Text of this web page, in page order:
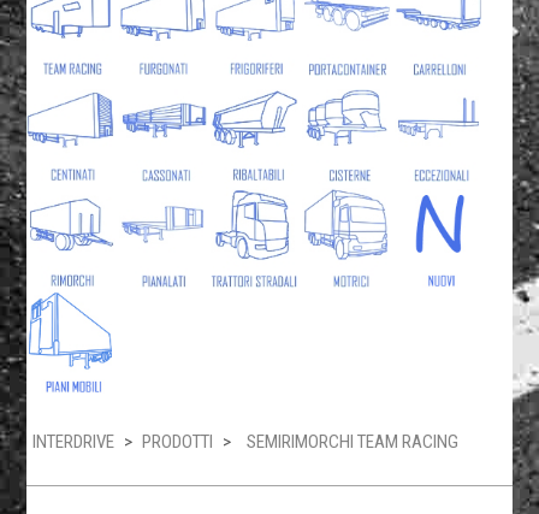
INTERDRIVE > PRODOTTI > SEMIRIMORCHI TEAM RACING